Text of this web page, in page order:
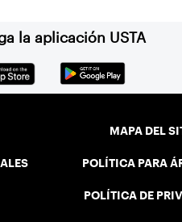
la aplicación USTA
MAPA DEL
POLÍTICA PARA
POLÍTICA DE